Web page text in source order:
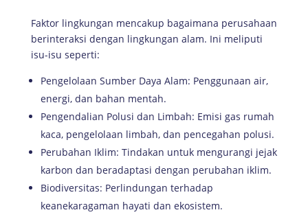
Faktor lingkungan mencakup bagaimana perusahaan
berinteraksi dengan lingkungan alam. Ini meliputi
isu-isu seperti:
Pengelolaan Sumber Daya Alam: Penggunaan air,
energi, dan bahan mentah.
Pengendalian Polusi dan Limbah: Emisi gas rumah
kaca, pengelolaan limbah, dan pencegahan polusi.
Perubahan Iklim: Tindakan untuk mengurangi jejak
karbon dan beradaptasi dengan perubahan iklim.
Biodiversitas: Perlindungan terhadap
keanekaragaman hayati dan ekosistem.